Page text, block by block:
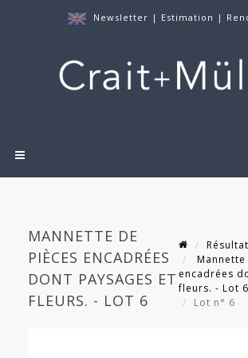
Newsletter | Estimation |
MANNETTE DE
PIÈCES ENCADRÉES
DONT PAYSAGES ET
FLEURS. - LOT 6
Résultat
encadrées
fleurs. - Lot 6
Lot n° 6